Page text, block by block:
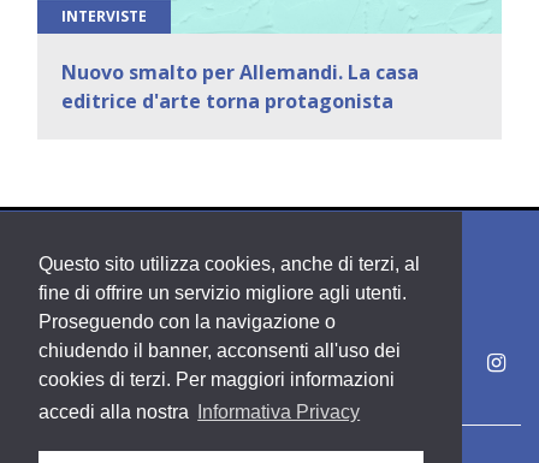
Questo sito utilizza cookies, anche di terzi, al
fine di offrire un servizio migliore agli utenti.
Proseguendo con la navigazione o
chiudendo il banner, acconsenti all'uso dei
cookies di terzi. Per maggiori informazioni
accedi alla nostra
Informativa Privacy
INTERVISTE
Nuovo smalto per Allemandi. La casa
editrice d'arte torna protagonista